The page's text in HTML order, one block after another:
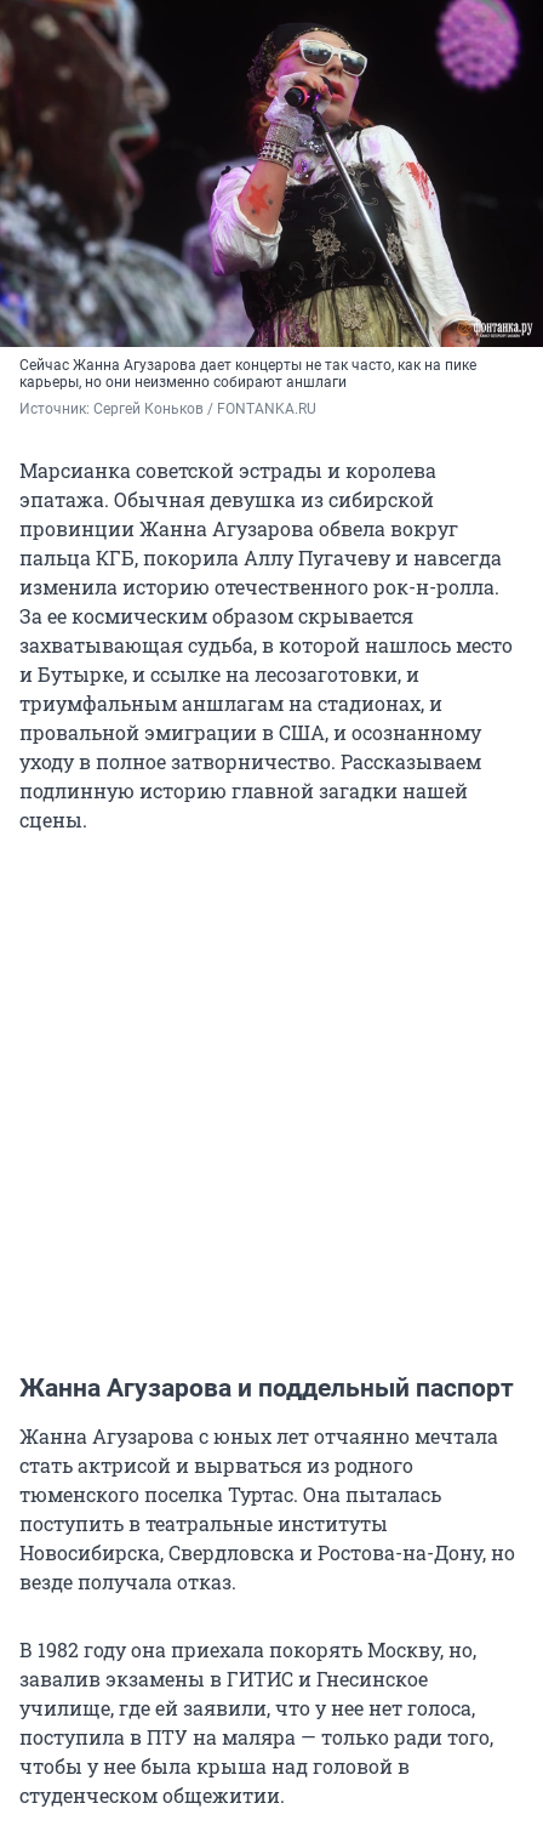
Сейчас Жанна Агузарова дает концерты не так часто, как на пике
карьеры, но они неизменно собирают аншлаги
Источник: Сергей Коньков / FONTANKA.RU
Марсианка советской эстрады и королева
эпатажа. Обычная девушка из сибирской
провинции Жанна Агузарова обвела вокруг
пальца КГБ, покорила Аллу Пугачеву и навсегда
изменила историю отечественного рок-н-ролла.
За ее космическим образом скрывается
захватывающая судьба, в которой нашлось место
и Бутырке, и ссылке на лесозаготовки, и
триумфальным аншлагам на стадионах, и
провальной эмиграции в США, и осознанному
уходу в полное затворничество. Рассказываем
подлинную историю главной загадки нашей
сцены.
Жанна Агузарова и поддельный паспорт
Жанна Агузарова с юных лет отчаянно мечтала
стать актрисой и вырваться из родного
тюменского поселка Туртас. Она пыталась
поступить в театральные институты
Новосибирска, Свердловска и Ростова-на-Дону, но
везде получала отказ.
В 1982 году она приехала покорять Москву, но,
завалив экзамены в ГИТИС и Гнесинское
училище, где ей заявили, что у нее нет голоса,
поступила в ПТУ на маляра — только ради того,
чтобы у нее была крыша над головой в
студенческом общежитии.